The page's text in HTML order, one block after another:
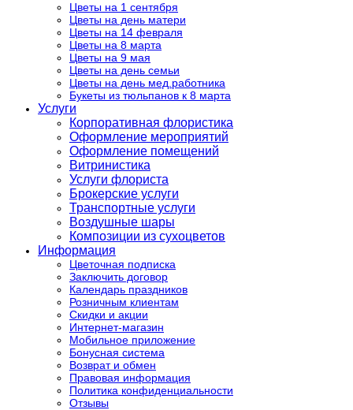
Цветы на 1 сентября
Цветы на день матери
Цветы на 14 февраля
Цветы на 8 марта
Цветы на 9 мая
Цветы на день семьи
Цветы на день мед.работника
Букеты из тюльпанов к 8 марта
Услуги
Корпоративная флористика
Оформление мероприятий
Оформление помещений
Витринистика
Услуги флориста
Брокерские услуги
Транспортные услуги
Воздушные шары
Композиции из сухоцветов
Информация
Цветочная подписка
Заключить договор
Календарь праздников
Розничным клиентам
Скидки и акции
Интернет-магазин
Мобильное приложение
Бонусная система
Возврат и обмен
Правовая информация
Политика конфиденциальности
Отзывы